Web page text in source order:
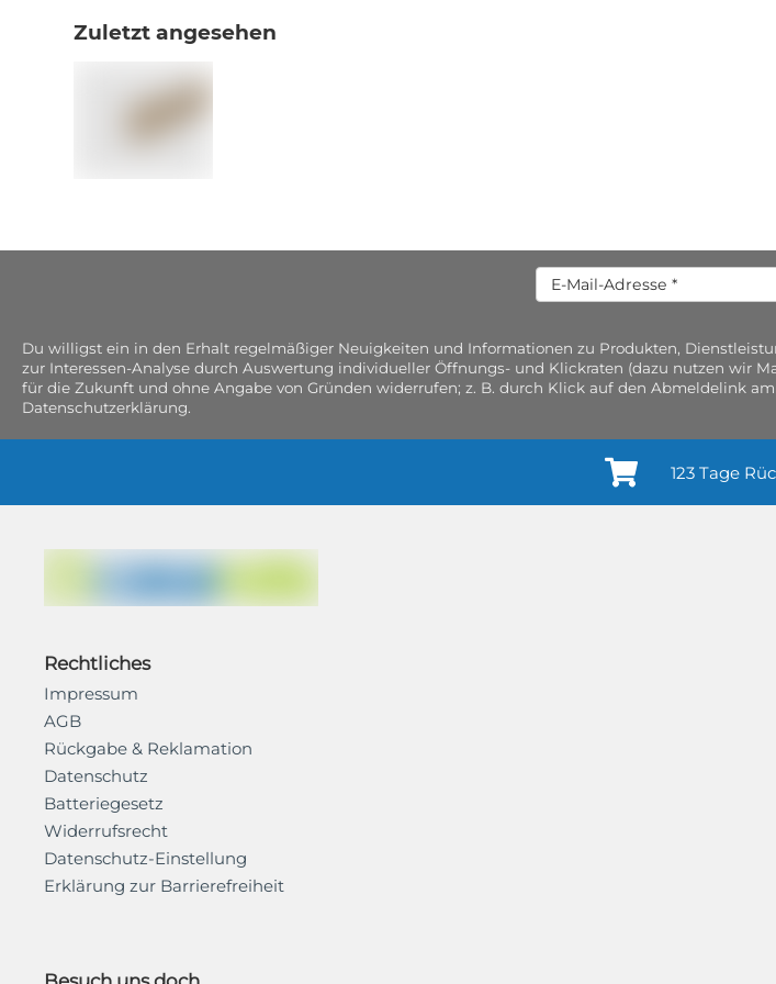
Zuletzt angesehen
Du willigst ein in den Erhalt regelmäßiger Neuigkeiten und Informationen zu Produkten,
zur Interessen-Analyse durch Auswertung individueller Öffnungs- und Klickraten (dazu nutzen
für die Zukunft und ohne Angabe von Gründen widerrufen; z. B. durch Klick auf den Abmeldelink
Datenschutzerklärung.
123 Tage
Rechtliches
Impressum
AGB
Rückgabe & Reklamation
Datenschutz
Batteriegesetz
Widerrufsrecht
Datenschutz-Einstellung
Erklärung zur Barrierefreiheit